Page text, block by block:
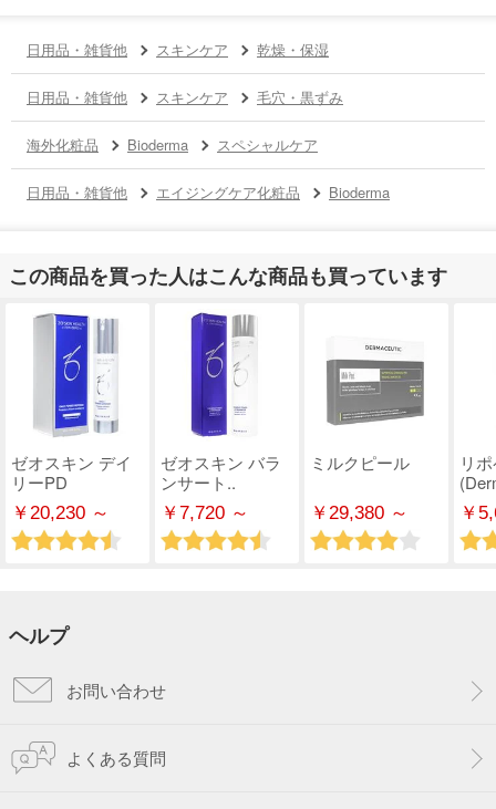
日用品・雑貨他 スキンケア 乾燥・保湿
日用品・雑貨他 スキンケア 毛穴・黒ずみ
海外化粧品 Bioderma スペシャルケア
日用品・雑貨他 エイジングケア化粧品 Bioderma
この商品を買った人はこんな商品も買っています
ゼオスキン デイ
リーPD
￥20,230 ～
ゼオスキン バラ
ンサート..
￥7,720 ～
ミルクピール
￥29,380 ～
リ
￥
ヘルプ
お問い合わせ
よくある質問